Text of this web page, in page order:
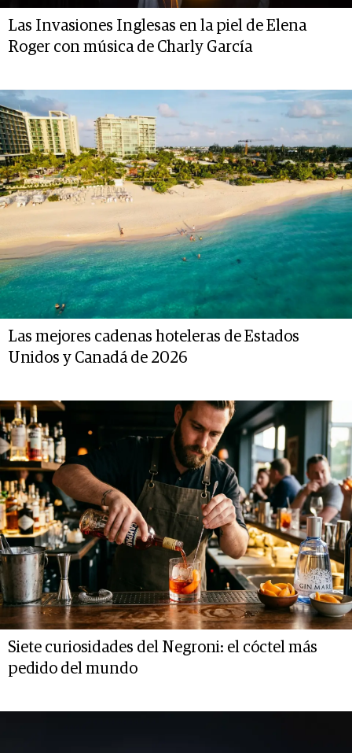
Las Invasiones Inglesas en la piel de Elena
Roger con música de Charly García
Las mejores cadenas hoteleras de Estados
Unidos y Canadá de 2026
Siete curiosidades del Negroni: el cóctel más
pedido del mundo